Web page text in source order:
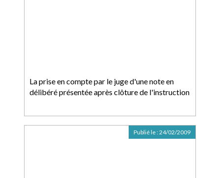
La prise en compte par le juge d'une note en
délibéré présentée après clôture de l'instruction
Publié le :24/02/2009